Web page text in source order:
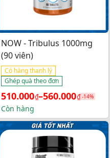
NOW - Tribulus 1000mg
(90 viên)
Có hàng thanh lý
Ghép quà theo đơn
510.000₫–560.000₫
Khoảng
giá:
từ
510.000₫
-14%
Còn hàng